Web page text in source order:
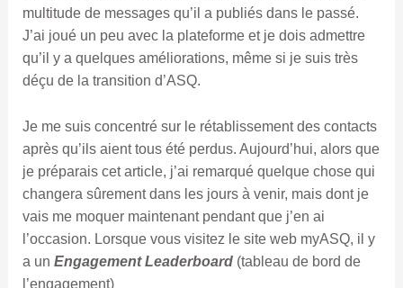
multitude de messages qu’il a publiés dans le passé.
J’ai joué un peu avec la plateforme et je dois admettre
qu’il y a quelques améliorations, même si je suis très
déçu de la transition d’ASQ.
Je me suis concentré sur le rétablissement des contacts
après qu’ils aient tous été perdus. Aujourd’hui, alors que
je préparais cet article, j’ai remarqué quelque chose qui
changera sûrement dans les jours à venir, mais dont je
vais me moquer maintenant pendant que j’en ai
l’occasion. Lorsque vous visitez le site web myASQ, il y
a un Engagement Leaderboard(tableau de bord de
l’engagement)